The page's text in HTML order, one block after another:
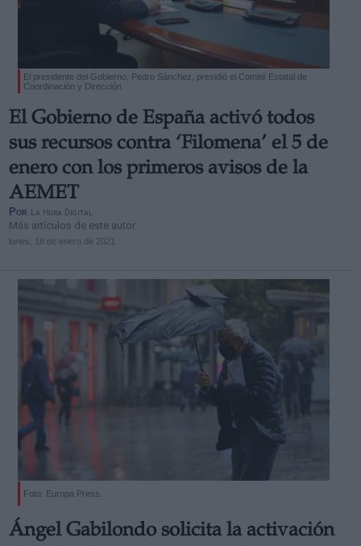
El presidente del Gobierno, Pedro Sánchez, presidió el Comité Estatal de
Coordinación y Dirección
El Gobierno de España activó todos
sus recursos contra ‘Filomena’ el 5 de
enero con los primeros avisos de la
AEMET
Por La Hora Digital
Más artículos de este autor
lunes, 18 de enero de 2021
Foto: Europa Press.
Ángel Gabilondo solicita la activación